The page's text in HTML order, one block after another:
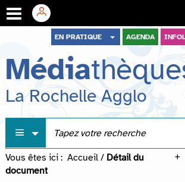
menu
contenu
recherche
EN PRATIQUE AGENDA
Média
La Rochelle Agglo
Vous êtes ici : Accueil / Détail du
document